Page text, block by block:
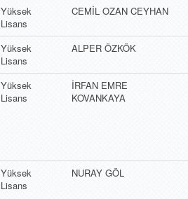
Yüksek
Lisans
CEMİL OZAN CEYHAN
Yüksek
Lisans
ALPER ÖZKÖK
Yüksek
Lisans
İRFAN EMRE
KOVANKAYA
Yüksek
Lisans
NURAY GÖL